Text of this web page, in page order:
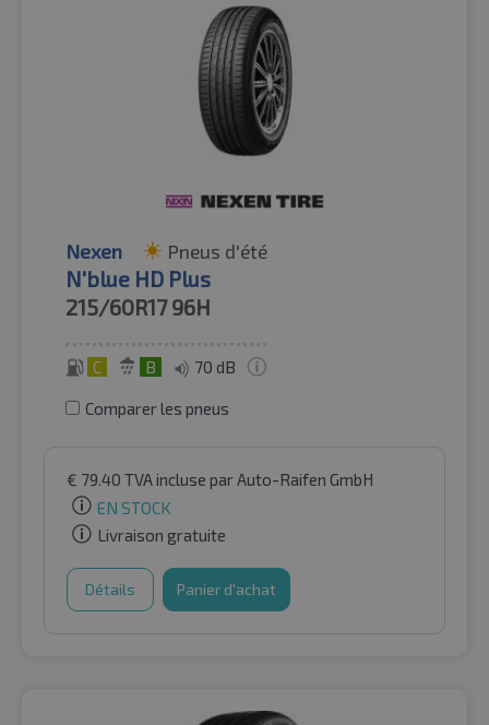
Nexen Pneus d'été
N'blue HD Plus
215/60R17 96H
C B 70 dB
Comparer les pneus
€ 79.40 TVA incluse par Auto-Raifen GmbH
EN STOCK
Livraison gratuite
Détails Panier d'achat